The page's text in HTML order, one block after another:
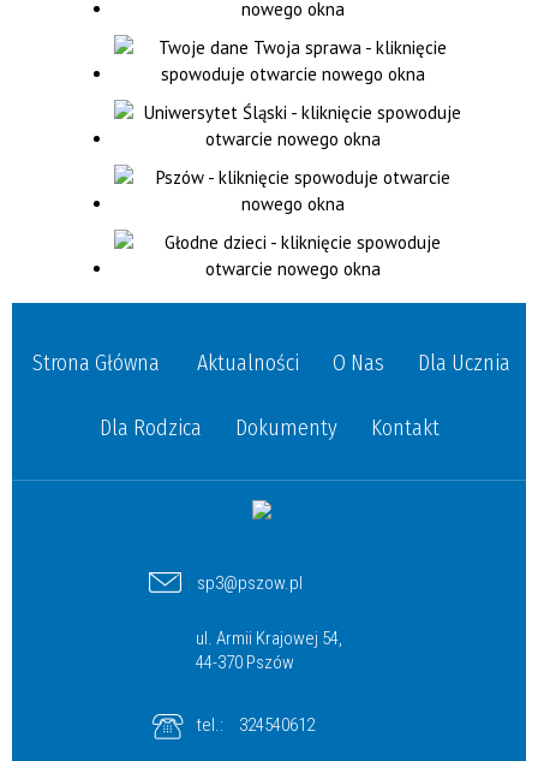
Strona Główna Aktualności O Nas Dla Ucznia
Dla Rodzica Dokumenty Kontakt
sp3@pszow.pl
ul. Armii Krajowej 54,
44-370 Pszów
tel.: 324540612